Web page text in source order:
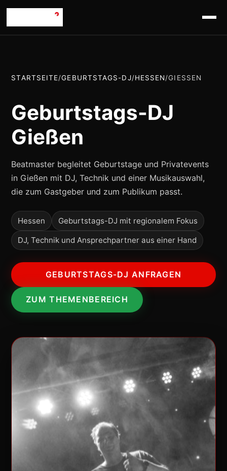
STARTSEITE/GEBURTSTAGS-DJ/HESSEN/GIESSEN
Geburtstags-DJ
Gießen
Beatmaster begleitet Geburtstage und Privatevents
in Gießen mit DJ, Technik und einer Musikauswahl,
die zum Gastgeber und zum Publikum passt.
Hessen Geburtstags-DJ mit regionalem Fokus
DJ, Technik und Ansprechpartner aus einer Hand
GEBURTSTAGS-DJ ANFRAGEN
ZUM THEMENBEREICH